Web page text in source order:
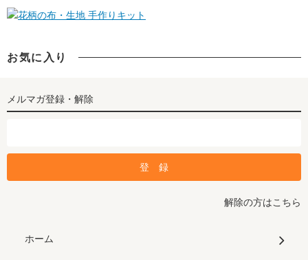
手作りキット
お気に入り
メルマガ登録・解除
解除の方はこちら
ホーム